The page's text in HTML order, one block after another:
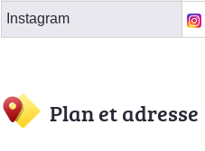
Instagram
Plan et adresse